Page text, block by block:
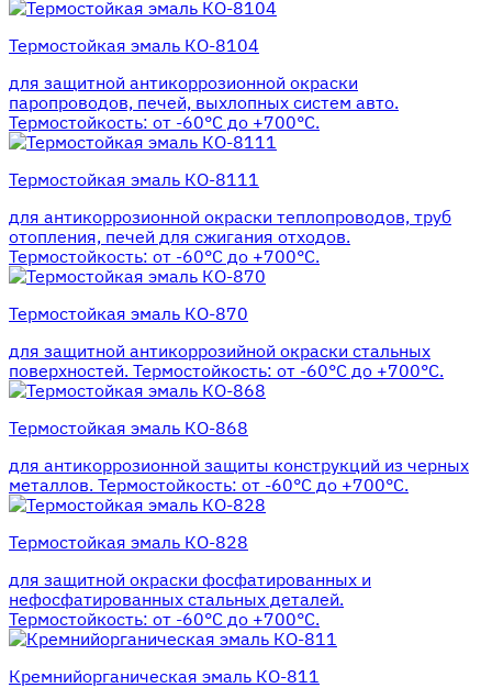
Термостойкая эмаль КО-8104
для защитной антикоррозионной окраски
паропроводов, печей, выхлопных систем авто.
Термостойкость: от -60°С до +700°С.
Термостойкая эмаль КО-8111
для антикоррозионной окраски теплопроводов, труб
отопления, печей для сжигания отходов.
Термостойкость: от -60°С до +700°С.
Термостойкая эмаль КО-870
для защитной антикоррозийной окраски стальных
поверхностей. Термостойкость: от -60°С до +700°С.
Термостойкая эмаль КО-868
для антикоррозионной защиты конструкций из черных
металлов. Термостойкость: от -60°С до +700°С.
Термостойкая эмаль КО-828
для защитной окраски фосфатированных и
нефосфатированных стальных деталей.
Термостойкость: от -60°С до +700°С.
Кремнийорганическая эмаль КО-811